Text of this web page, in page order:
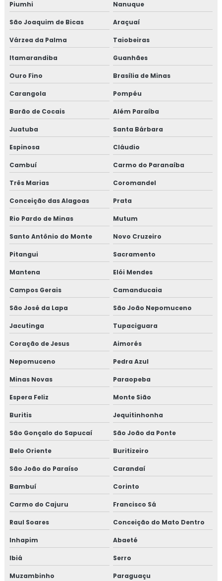
Proteção passiva contra incêndio
Proteção passiva de cabos
Proteção passiva estrutura metálica
Proteção passiva para cabos elétricos
Proteção passiva pfp
Revestimento fibra cerâmica
Revestimento térmico
Revestimento térmico industrial
Revestimento térmico para container
Revestimento térmico tubulação
Serviço de isolamento térmico
Serviço de isolamento térmico de dutos
Serviço de isolamento térmico industrial
Serviço de isolamento térmico industrial no rj
Valor isolamento lã de rocha
Isolamento térmico lã de rocha
Empresas de inspeção de pintura
Inspeção de isolamento térmico
Inspeção de pintura
Inspeção de pintura industrial
Piumhi Nanuque
São Joaquim de Bicas Araçuaí
Várzea da Palma Taiobeiras
Itamarandiba Guanhães
Ouro Fino Brasília de Minas
Carangola Pompéu
Barão de Cocais Além Paraíba
Juatuba Santa Bárbara
Espinosa Cláudio
Cambuí Carmo do Paranaíba
Três Marias Coromandel
Conceição das Alagoas Prata
Rio Pardo de Minas Mutum
Santo Antônio do Monte Novo Cruzeiro
Pitangui Sacramento
Mantena Elói Mendes
Campos Gerais Camanducaia
São José da Lapa São João Nepomuceno
Jacutinga Tupaciguara
Coração de Jesus Aimorés
Nepomuceno Pedra Azul
Minas Novas Paraopeba
Espera Feliz Monte Sião
Buritis Jequitinhonha
São Gonçalo do Sapucaí São João da Ponte
Belo Oriente Buritizeiro
São João do Paraíso Carandaí
Bambuí Corinto
Carmo do Cajuru Francisco Sá
Raul Soares Conceição do Mato Dentro
Inhapim Abaeté
Ibiá Serro
Muzambinho Paraguaçu